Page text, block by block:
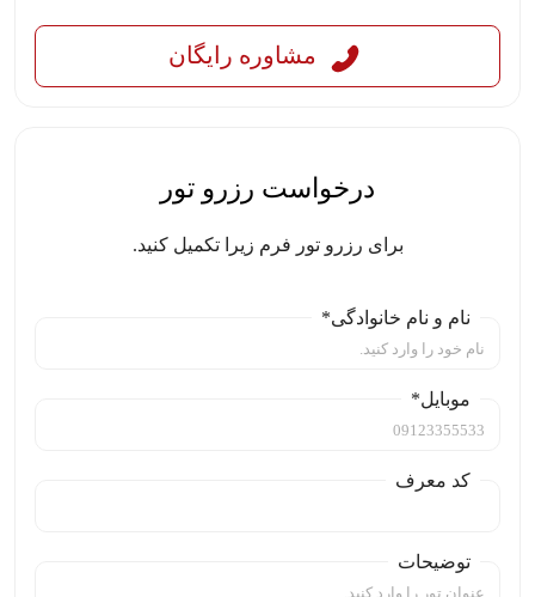
مشاوره رایگان
درخواست رزرو تور
برای رزرو تور فرم زیرا تکمیل کنید.
نام و نام خانوادگی*
موبایل*
کد معرف
توضیحات